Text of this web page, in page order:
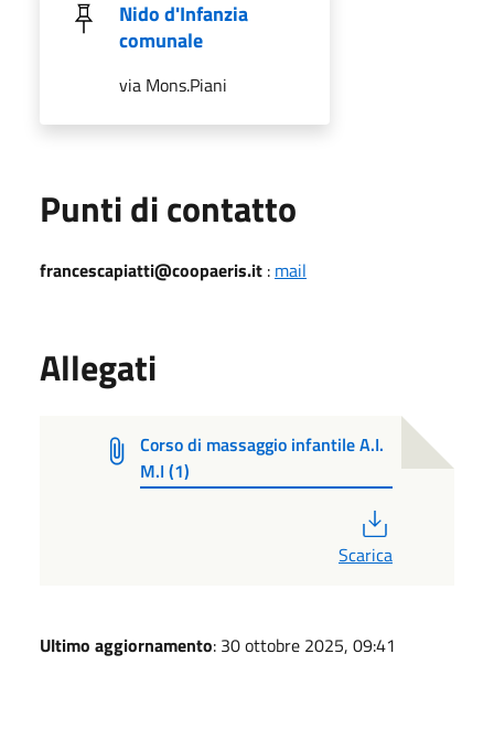
Nido d'Infanzia
comunale
via Mons.Piani
Punti di contatto
francescapiatti@coopaeris.it : mail
Allegati
Corso di massaggio infantile A.I.
M.I (1)
Scarica
Ultimo aggiornamento: 30 ottobre 2025, 09:41